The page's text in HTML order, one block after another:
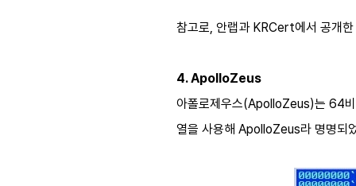
참고로, 안랩과 KRCert에서 공개한
4. ApolloZeus
아폴로제우스(ApolloZeus)는 64비
열을 사용해 ApolloZeus라 명명되